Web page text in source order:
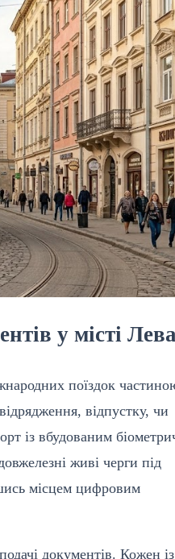
у місті Лева
поїздок
відпустку, чи
із вбудованим
живі черги під
місцем цифровим
документів. Кожен